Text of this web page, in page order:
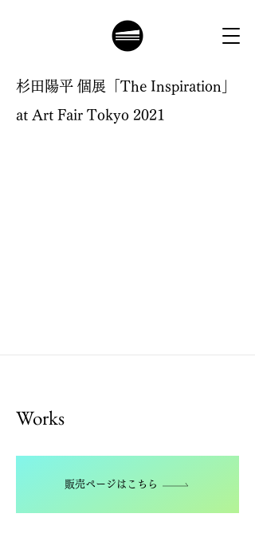
杉田陽平 個展「The Inspiration」
at Art Fair Tokyo 2021
Works
販売ページはこちら